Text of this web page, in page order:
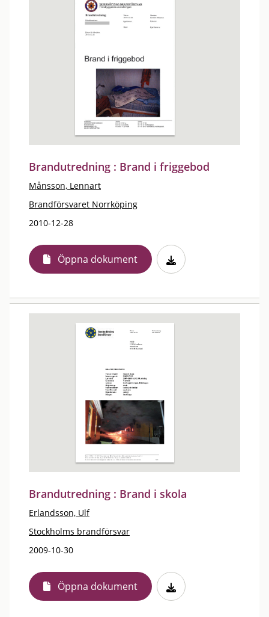
Brandutredning : Brand i friggebod
Månsson, Lennart
Brandförsvaret Norrköping
2010-12-28
Öppna dokument
Brandutredning : Brand i skola
Erlandsson, Ulf
Stockholms brandförsvar
2009-10-30
Öppna dokument